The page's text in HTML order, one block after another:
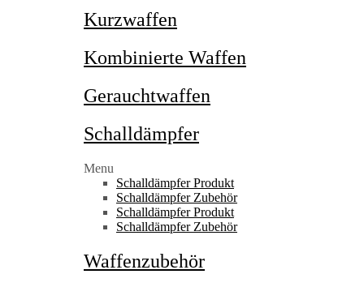
Kurzwaffen
Kombinierte Waffen
Gerauchtwaffen
Schalldämpfer
Menu
Schalldämpfer Produkt
Schalldämpfer Zubehör
Schalldämpfer Produkt
Schalldämpfer Zubehör
Waffenzubehör